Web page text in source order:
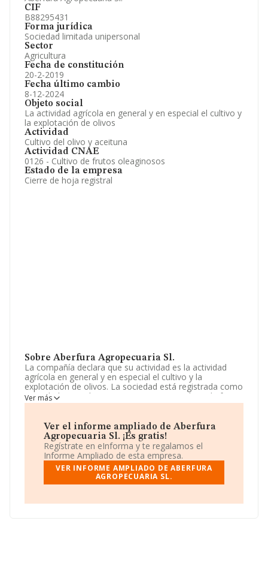
CIF
B88295431
Forma jurídica
Sociedad limitada unipersonal
Sector
Agricultura
Fecha de constitución
20-2-2019
Fecha último cambio
8-12-2024
Objeto social
La actividad agrícola en general y en especial el cultivo y
la explotación de olivos
Actividad
Cultivo del olivo y aceituna
Actividad CNAE
0126 - Cultivo de frutos oleaginosos
Estado de la empresa
Cierre de hoja registral
Sobre Aberfura Agropecuaria Sl.
La compañía declara que su actividad es la actividad
agrícola en general y en especial el cultivo y la
explotación de olivos. La sociedad está registrada como
Sociedad Limitada. Tiene CNAE: 0126 - 'Cultivo de frutos
oleaginosos'. No realiza actividad de importación y/o
La sociedad españolaAberfura Agropecuaria S.L
con NIF B88295431, tiene domicilio fiscal en Calle
General Oraa núm. 29 Piso 3 Dr, (28006), Madrid,
Madrid.
En base a la información de la que dispone INFORMA
facturación alcanza la cifra de 468 millones de euros y la
Ver más
Ver el informe ampliado de Aberfura
Agropecuaria Sl. ¡Es gratis!
Regístrate en eInforma y te regalamos el
Informe Ampliado de esta empresa.
VER INFORME AMPLIADO DE ABERFURA
AGROPECUARIA SL.